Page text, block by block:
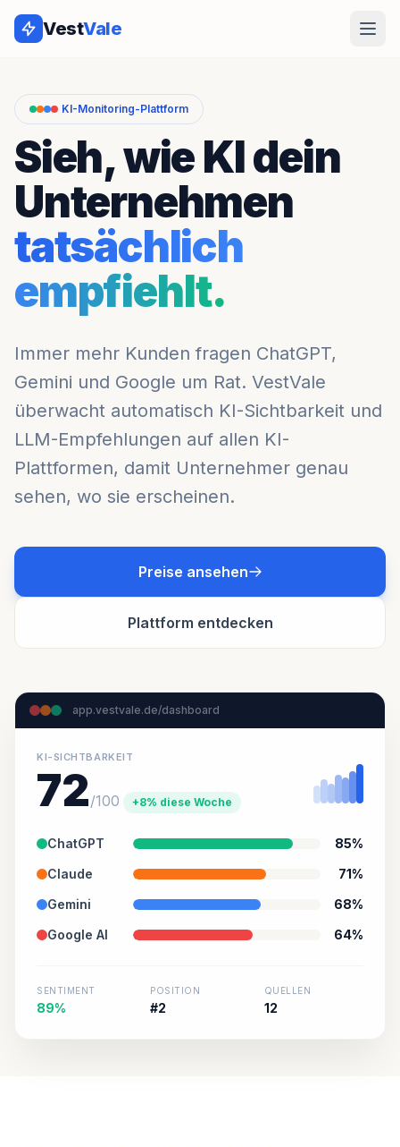
VestVale
KI-Monitoring-Plattform
Sieh, wie KI dein
Unternehmen
tatsächlich
empfiehlt.
Immer mehr Kunden fragen ChatGPT,
Gemini und Google um Rat. VestVale
überwacht automatisch KI-Sichtbarkeit und
LLM-Empfehlungen auf allen KI-
Plattformen, damit Unternehmer genau
sehen, wo sie erscheinen.
Preise ansehen
Plattform entdecken
app.vestvale.de/dashboard
KI-SICHTBARKEIT
72/100 +8% diese Woche
ChatGPT
85%
Claude
71%
Gemini
68%
Google AI
64%
SENTIMENT
89%
POSITION
#2
QUELLEN
12